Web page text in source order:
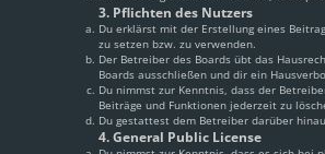
3. Pflichten des Nutzers
Du erklärst mit der Erstellung eines
zu setzen bzw. zu verwenden.
Der Betreiber des Boards übt das
Boards ausschließen und dir ein
Du nimmst zur Kenntnis, dass der
Beiträge und Funktionen jederzeit zu
Du gestattest dem Betreiber darüber
4. General Public License